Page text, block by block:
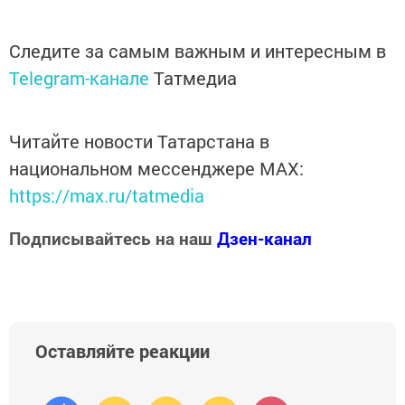
Следите за самым важным и интересным в
Telegram-канале Татмедиа
Читайте новости Татарстана в
национальном мессенджере MАХ:
https://max.ru/tatmedia
Подписывайтесь на наш Дзен-канал
Оставляйте реакции